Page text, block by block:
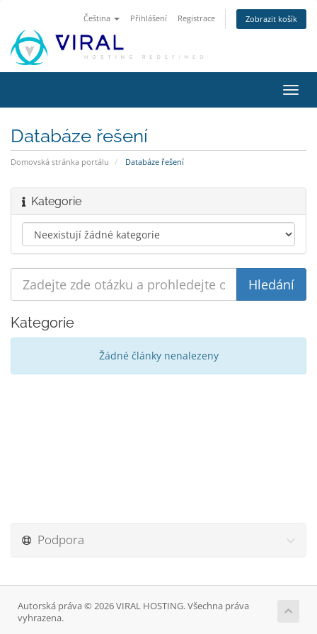
Čeština Přihlášení Registrace Zobrazit košík
Databáze řešení
Domovská stránka portálu Databáze řešení
Kategorie
Kategorie
Žádné články nenalezeny
Podpora
Autorská práva © 2026 VIRAL HOSTING. Všechna práva
vyhrazena.